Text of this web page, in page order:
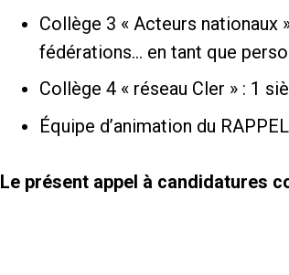
Collège 3 « Acteurs nationaux
fédérations… en tant que
Collège 4 « réseau Cler » : 1
Équipe d’animation du
Le présent appel à candidatures